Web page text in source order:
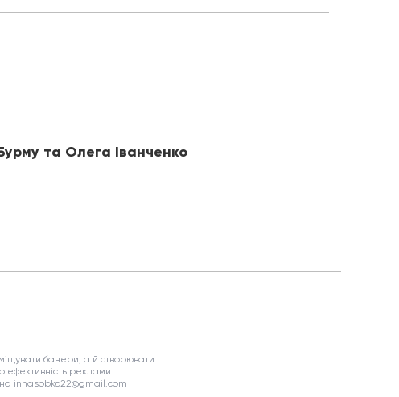
та Олега Іванченко
банери, а й створювати
реклами.
innasobko22@gmail.com